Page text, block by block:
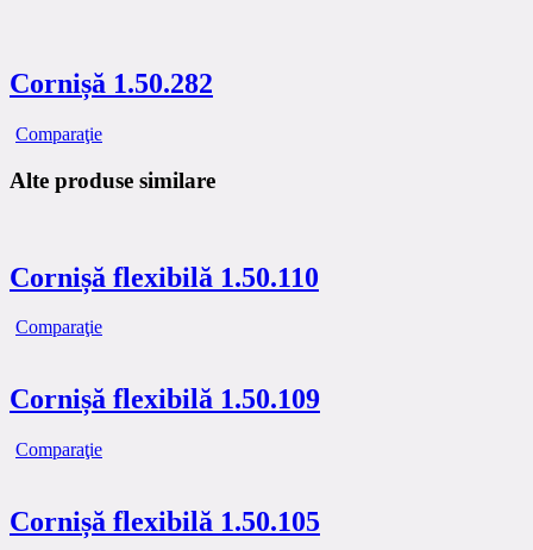
Cornișă 1.50.282
Comparaţie
Alte produse similare
Cornișă flexibilă 1.50.110
Comparaţie
Cornișă flexibilă 1.50.109
Comparaţie
Cornișă flexibilă 1.50.105